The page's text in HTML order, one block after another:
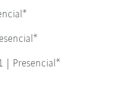
| Presencial